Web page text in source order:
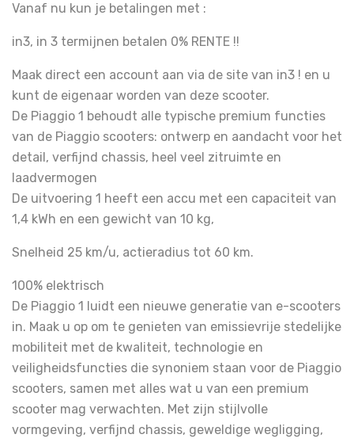
Vanaf nu kun je betalingen met :
in3, in 3 termijnen betalen 0% RENTE !!
Maak direct een account aan via de site van in3 ! en u
kunt de eigenaar worden van deze scooter.
De Piaggio 1 behoudt alle typische premium functies
van de Piaggio scooters: ontwerp en aandacht voor het
detail, verfijnd chassis, heel veel zitruimte en
laadvermogen
De uitvoering 1 heeft een accu met een capaciteit van
1,4 kWh en een gewicht van 10 kg,
Snelheid 25 km/u, actieradius tot 60 km.
100% elektrisch
De Piaggio 1 luidt een nieuwe generatie van e-scooters
in. Maak u op om te genieten van emissievrije stedelijke
mobiliteit met de kwaliteit, technologie en
veiligheidsfuncties die synoniem staan voor de Piaggio
scooters, samen met alles wat u van een premium
scooter mag verwachten. Met zijn stijlvolle
vormgeving, verfijnd chassis, geweldige wegligging,